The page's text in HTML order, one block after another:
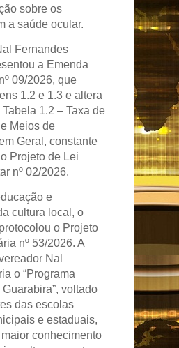
sobre os
a saúde ocular.
Fernandes
a Emenda
09/2026, que
1.2 e 1.3 e altera
1.2 – Taxa de
Meios de
Geral, constante
Projeto de Lei
nº 02/2026.
e
cultura local, o
o Projeto
nº 53/2026. A
Nal
o “Programa
voltado
das escolas
e estaduais,
conhecimento